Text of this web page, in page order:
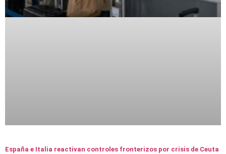
España e Italia reactivan controles fronterizos por crisis de Ceuta